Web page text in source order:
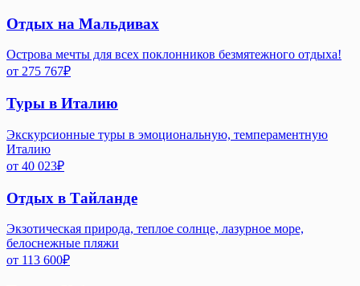
Отдых на Мальдивах
Острова мечты для всех поклонников безмятежного отдыха!
от 275 767₽
Туры в Италию
Экскурсионные туры в эмоциональную, темпераментную
Италию
от 40 023₽
Отдых в Тайланде
Экзотическая природа, теплое солнце, лазурное море,
белоснежные пляжи
от 113 600₽